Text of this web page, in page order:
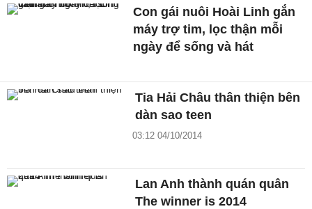
Con gái nuôi Hoài Linh gắn
máy trợ tim, lọc thận mỗi
ngày để sống và hát
Tia Hải Châu thân thiện bên
dàn sao teen
03:12 04/10/2014
Lan Anh thành quán quân
The winner is 2014